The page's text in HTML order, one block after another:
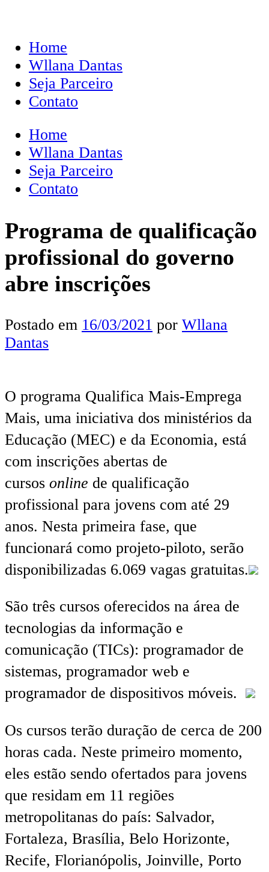
Home
Wllana Dantas
Seja Parceiro
Contato
Home
Wllana Dantas
Seja Parceiro
Contato
Programa de qualificação
profissional do governo
abre inscrições
Postado em 16/03/2021 por Wllana
Dantas
O programa Qualifica Mais-Emprega
Mais, uma iniciativa dos ministérios da
Educação (MEC) e da Economia, está
com inscrições abertas de
cursos online de qualificação
profissional para jovens com até 29
anos. Nesta primeira fase, que
funcionará como projeto-piloto, serão
disponibilizadas 6.069 vagas gratuitas.
São três cursos oferecidos na área de
tecnologias da informação e
comunicação (TICs): programador de
sistemas, programador web e
programador de dispositivos móveis.
Os cursos terão duração de cerca de 200
horas cada. Neste primeiro momento,
eles estão sendo ofertados para jovens
que residam em 11 regiões
metropolitanas do país: Salvador,
Fortaleza, Brasília, Belo Horizonte,
Recife, Florianópolis, Joinville, Porto